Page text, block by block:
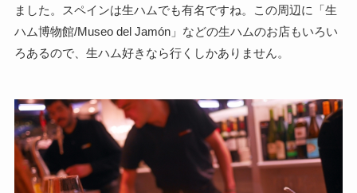
ました。スペインは生ハムでも有名ですね。この周辺に「生
ハム博物館/Museo del Jamón」などの生ハムのお店もいろい
ろあるので、生ハム好きなら行くしかありません。